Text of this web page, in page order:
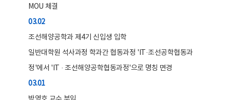
MOU 체결
03.02
조선해양공학과 제4기 신입생 입학
일반대학원 석사과정 학과간 협동과정 'IT·조선공학협동과
정'에서 'IT · 조선해양공학협동과정'으로 명칭 면경
03.01